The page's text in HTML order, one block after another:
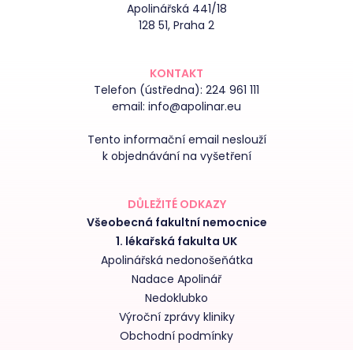
Apolinářská 441/18
128 51, Praha 2
KONTAKT
Telefon (ústředna): 224 961 111
email: info@apolinar.eu
Tento informační email neslouží
k objednávání na vyšetření
DŮLEŽITÉ ODKAZY
Všeobecná fakultní nemocnice
1. lékařská fakulta UK
Apolinářská nedonošeňátka
Nadace Apolinář
Nedoklubko
Výroční zprávy kliniky
Obchodní podmínky